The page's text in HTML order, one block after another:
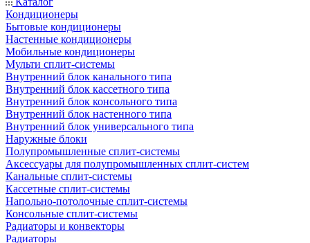
Кондиционеры
Бытовые кондиционеры
Настенные кондиционеры
Мобильные кондиционеры
Мульти сплит-системы
Внутренний блок канального типа
Внутренний блок кассетного типа
Внутренний блок консольного типа
Внутренний блок настенного типа
Внутренний блок универсального типа
Наружные блоки
Полупромышленные сплит-системы
Аксессуары для полупромышленных сплит-систем
Канальные сплит-системы
Кассетные сплит-системы
Напольно-потолочные сплит-системы
Консольные сплит-системы
Радиаторы и конвекторы
Радиаторы